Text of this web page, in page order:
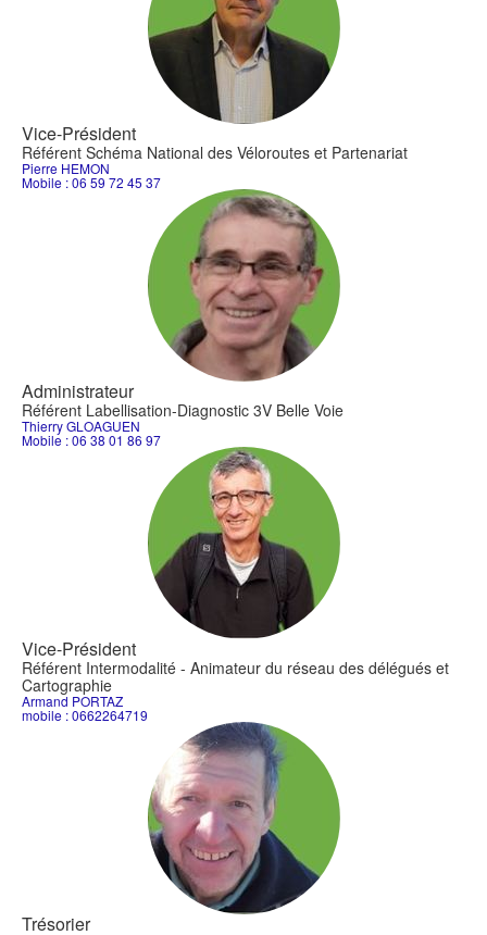
Vice-Président
Référent Schéma National des Véloroutes et Partenariat
Pierre HEMON
Mobile : 06 59 72 45 37
Administrateur
Référent Labellisation-Diagnostic 3V Belle Voie
Thierry GLOAGUEN
Mobile : 06 38 01 86 97
Vice-Président
Référent Intermodalité - Animateur du réseau des délégués et
Cartographie
Armand PORTAZ
mobile : 0662264719
Trésorier